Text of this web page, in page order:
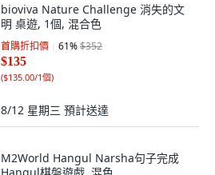
bioviva Nature Challenge 消失的文
明 桌遊, 1個, 混合色
首購折扣價 61%$352
$135
($135.00/1個)
8/12 星期三 預計送達
M2World Hangul Narsha句子完成